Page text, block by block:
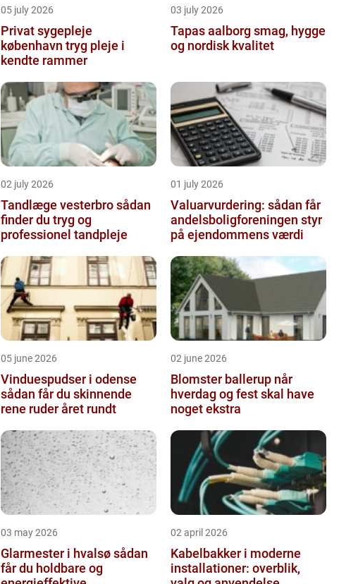
05 july 2026
Privat sygepleje
københavn tryg pleje i
kendte rammer
03 july 2026
Tapas aalborg smag, hygge
og nordisk kvalitet
02 july 2026
Tandlæge vesterbro sådan
finder du tryg og
professionel tandpleje
01 july 2026
Valuarvurdering: sådan får
andelsboligforeningen styr
på ejendommens værdi
05 june 2026
Vinduespudser i odense
sådan får du skinnende
rene ruder året rundt
02 june 2026
Blomster ballerup når
hverdag og fest skal have
noget ekstra
03 may 2026
Glarmester i hvalsø sådan
får du holdbare og
02 april 2026
Kabelbakker i moderne
installationer: overblik,